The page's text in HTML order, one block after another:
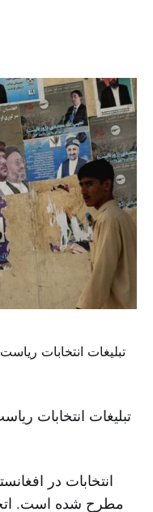
تبلیغات انتخابات
انتخابات در
مطرح شده است.